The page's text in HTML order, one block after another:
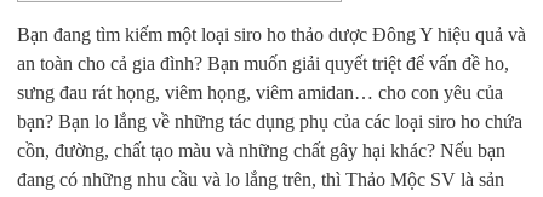
Bạn đang tìm kiếm một loại siro ho thảo dược Đông Y hiệu quả và
an toàn cho cả gia đình? Bạn muốn giải quyết triệt để vấn đề ho,
sưng đau rát họng, viêm họng, viêm amidan… cho con yêu của
bạn? Bạn lo lắng về những tác dụng phụ của các loại siro ho chứa
cồn, đường, chất tạo màu và những chất gây hại khác? Nếu bạn
đang có những nhu cầu và lo lắng trên, thì Thảo Mộc SV là sản